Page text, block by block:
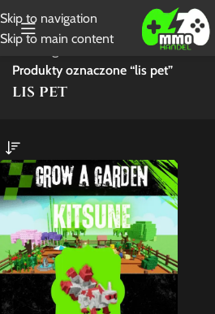
Skip to navigation
Skip to main content
Strona główna
Produkty oznaczone “lis pet”
lis pet